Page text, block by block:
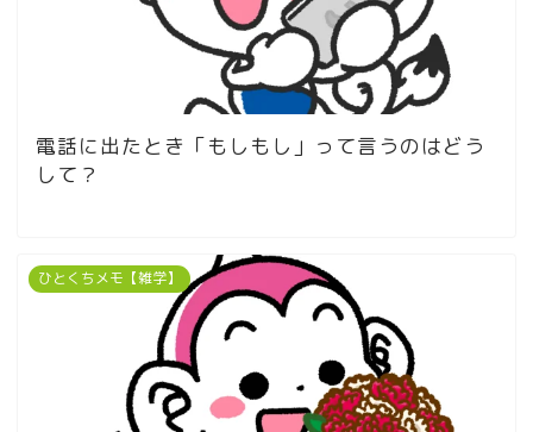
電話に出たとき「もしもし」って言うのはどう
して？
ひとくちメモ【雑学】